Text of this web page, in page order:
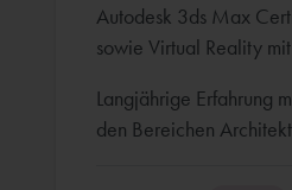
Autodesk 3ds Max
sowie Virtual Reality
Langjährige Erfahrung
den Bereichen